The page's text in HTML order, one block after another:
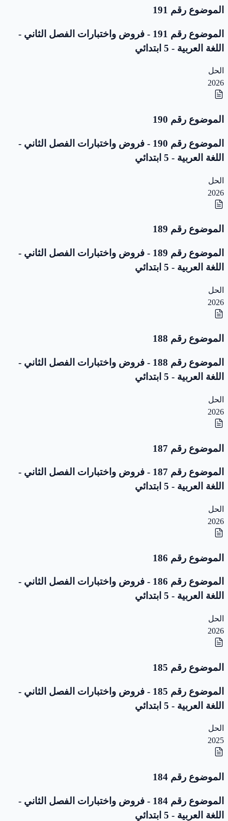
الموضوع رقم 191
الموضوع رقم 191 - فروض واختبارات الفصل الثاني -
اللغة العربية - 5 ابتدائي
الحل
2026
الموضوع رقم 190
الموضوع رقم 190 - فروض واختبارات الفصل الثاني -
اللغة العربية - 5 ابتدائي
الحل
2026
الموضوع رقم 189
الموضوع رقم 189 - فروض واختبارات الفصل الثاني -
اللغة العربية - 5 ابتدائي
الحل
2026
الموضوع رقم 188
الموضوع رقم 188 - فروض واختبارات الفصل الثاني -
اللغة العربية - 5 ابتدائي
الحل
2026
الموضوع رقم 187
الموضوع رقم 187 - فروض واختبارات الفصل الثاني -
اللغة العربية - 5 ابتدائي
الحل
2026
الموضوع رقم 186
الموضوع رقم 186 - فروض واختبارات الفصل الثاني -
اللغة العربية - 5 ابتدائي
الحل
2026
الموضوع رقم 185
الموضوع رقم 185 - فروض واختبارات الفصل الثاني -
اللغة العربية - 5 ابتدائي
الحل
2025
الموضوع رقم 184
الموضوع رقم 184 - فروض واختبارات الفصل الثاني -
اللغة العربية - 5 ابتدائي